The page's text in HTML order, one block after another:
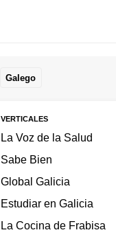
Galego
VERTICALES
La Voz de la Salud
Sabe Bien
Global Galicia
Estudiar en Galicia
La Cocina de Frabisa